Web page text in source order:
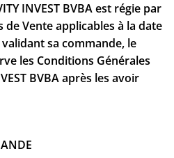
INVEST BVBA est régie par
de Vente applicables à la date
sa commande, le
les Conditions Générales
BVBA après les avoir